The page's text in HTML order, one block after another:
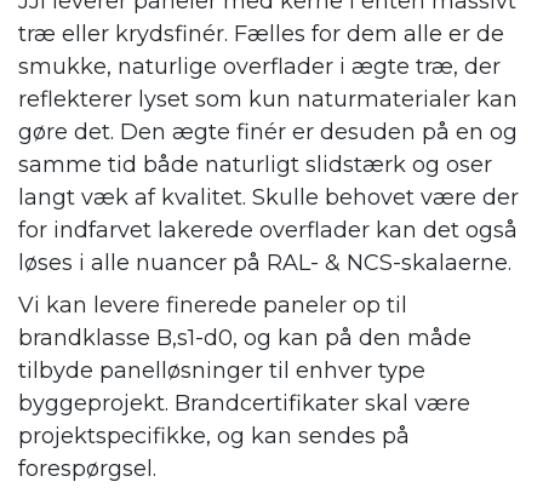
træ eller krydsfinér. Fælles for dem alle er de
smukke, naturlige overflader i ægte træ, der
reflekterer lyset som kun naturmaterialer kan
gøre det. Den ægte finér er desuden på en og
samme tid både naturligt slidstærk og oser
langt væk af kvalitet. Skulle behovet være der
for indfarvet lakerede overflader kan det også
løses i alle nuancer på RAL- & NCS-skalaerne.
Vi kan levere finerede paneler op til
brandklasse B,s1-d0, og kan på den måde
tilbyde panelløsninger til enhver type
byggeprojekt. Brandcertifikater skal være
projektspecifikke, og kan sendes på
forespørgsel.